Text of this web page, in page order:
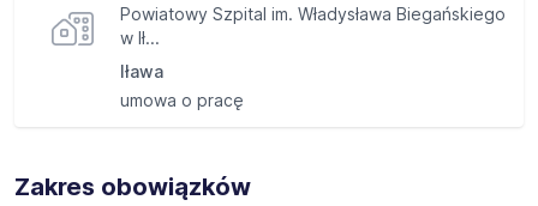
Powiatowy Szpital im. Władysława Biegańskiego
w Ił...
Iława
umowa o pracę
Zakres obowiązków